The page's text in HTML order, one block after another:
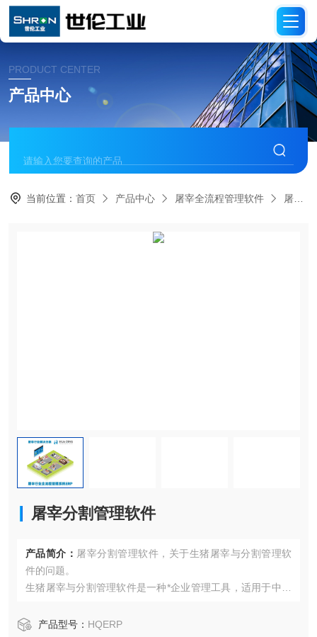
PRODUCT CENTER
产品中心
当前位置：首页 产品中心 屠宰全流程管理软件 屠宰ERP管理系统
屠宰分割管理软件
产品简介： 屠宰分割管理软件，关于生猪屠宰与分割管理软
件的问题。
生猪屠宰与分割管理软件是一种*企业管理工具，适用于中大
理，提高管理效率。以下是这款软件的一些主要功能：
产品型号： HQERP